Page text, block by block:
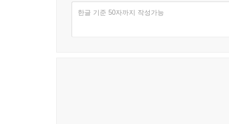
한글 기준 50자까지 작성가능